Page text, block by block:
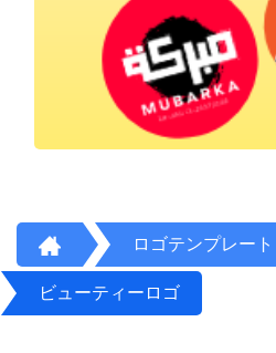
ロゴテンプレート
ビューティーロゴ